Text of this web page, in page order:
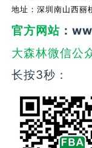
地址：深圳南山西丽
官方网站 ：
大森林微信公
长按3秒：